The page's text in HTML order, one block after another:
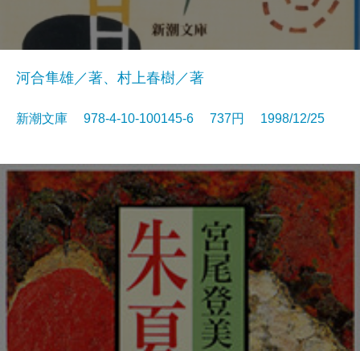
河合隼雄／著、村上春樹／著
新潮文庫 978-4-10-100145-6 737円 1998/12/25